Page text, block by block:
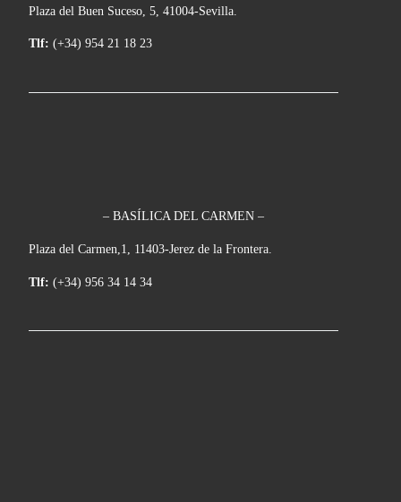
Plaza del Buen Suceso, 5, 41004-Sevilla.
Tlf: (+34) 954 21 18 23
– BASÍLICA DEL CARMEN –
Plaza del Carmen,1, 11403-Jerez de la Frontera.
Tlf: (+34) 956 34 14 34